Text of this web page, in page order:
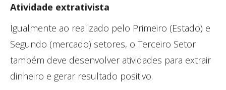
Atividade extrativista
Igualmente ao realizado pelo Primeiro (Estado) e
Segundo (mercado) setores, o Terceiro Setor
também deve desenvolver atividades para extrair
dinheiro e gerar resultado positivo.